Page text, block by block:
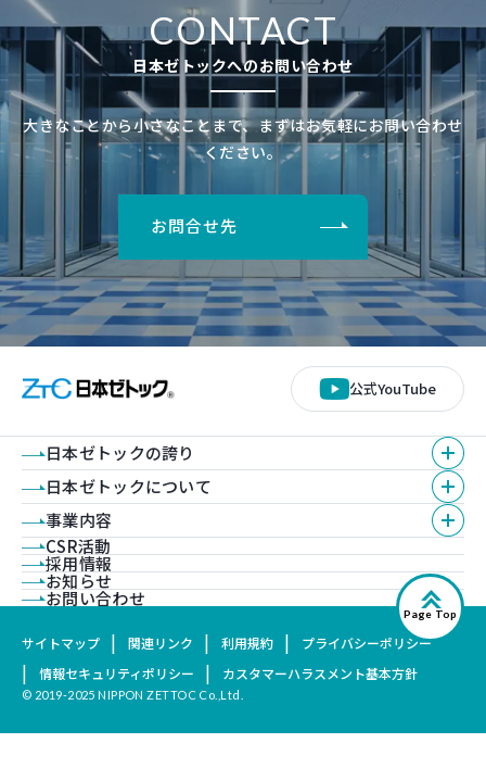
CONTACT
日本ゼトックへのお問い合わせ
大きなことから小さなことまで、まずはお気軽にお問い合わせ
ください。
お問合せ先
公式YouTube
日本ゼトックの誇り
日本ゼトックについて
事業内容
CSR活動
採用情報
お知らせ
お問い合わせ
Page Top
サイトマップ 関連リンク 利用規約
プライバシーポリシー
情報セキュリティポリシー
カスタマーハラスメント基本方針
© 2019-2025 NIPPON ZETTOC Co.,Ltd.